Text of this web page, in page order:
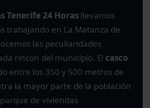
Tenerife 24 Horas llevamos
trabajando en La Matanza de
las peculiaridades
rincón del municipio. El casco
entre los 350 y 500 metros de
la mayor parte de la población
de viviendas